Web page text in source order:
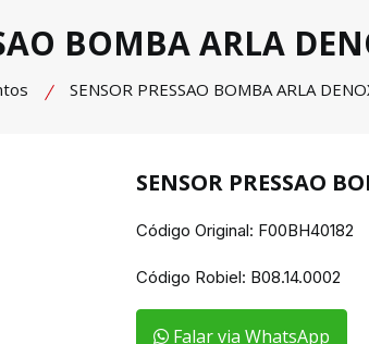
BOMBA ARLA
SENSOR PRESSAO BOMBA ARLA
SENSOR PRESSAO
Código Original: F00BH40182
Código Robiel: B08.14.0002
Falar via WhatsApp